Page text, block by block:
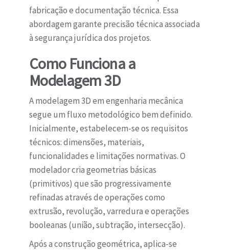
fabricação e documentação técnica. Essa
abordagem garante precisão técnica associada
à segurança jurídica dos projetos.
Como Funciona a
Modelagem 3D
A modelagem 3D em engenharia mecânica
segue um fluxo metodológico bem definido.
Inicialmente, estabelecem-se os requisitos
técnicos: dimensões, materiais,
funcionalidades e limitações normativas. O
modelador cria geometrias básicas
(primitivos) que são progressivamente
refinadas através de operações como
extrusão, revolução, varredura e operações
booleanas (união, subtração, intersecção).
Após a construção geométrica, aplica-se